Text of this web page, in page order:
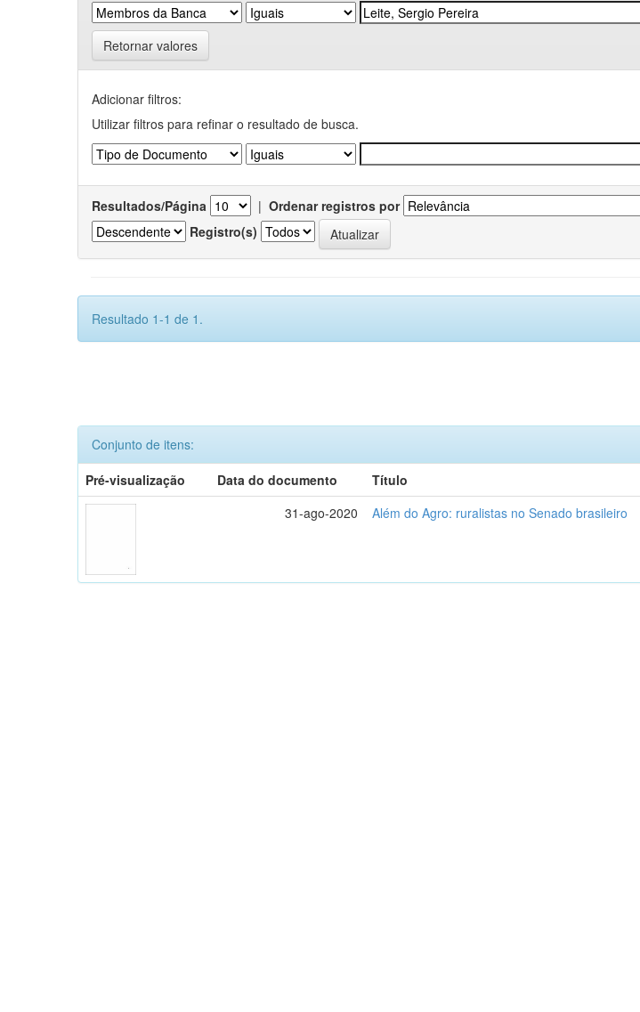
Retornar valores
Adicionar filtros:
Utilizar filtros para refinar o resultado de busca.
Resultados/Página | Ordenar registros por
Registro(s)
Resultado 1-1 de 1.
Conjunto de itens:
Pré-visualização
Data do documento Título
31-ago-2020
Além do Agro: ruralistas no Senado brasileiro